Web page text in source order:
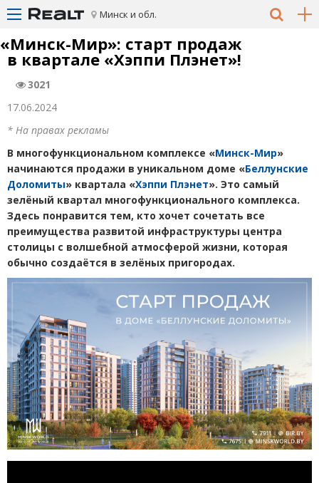
Минск и обл.
«Минск-Мир»: старт продаж
в квартале «Хэппи Плэнет»!
3021
17.06.2024
* На правах рекламы
В многофункциональном комплексе «Минск-Мир»
начинаются продажи в уникальном доме «Беллунские
Доломиты» квартала «Хэппи Плэнет». Это самый
зелёный квартал многофункционального комплекса.
Здесь понравится тем, кто хочет сочетать все
преимущества развитой инфраструктуры центра
столицы с волшебной атмосферой жизни, которая
обычно создаётся в зелёных пригородах.